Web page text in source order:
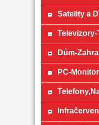
Satelity a
Dům-
PC-